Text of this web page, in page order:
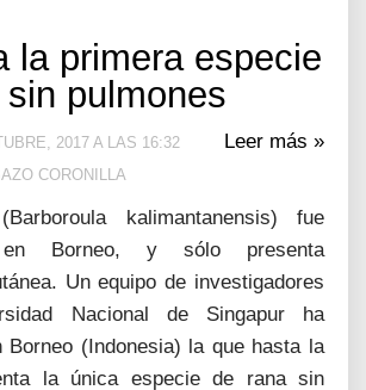
la primera especie
pulmones
Leer más »
2017 A LAS 16:32
CORONILLA
kalimantanensis) fue
en Borneo, y sólo presenta
Un equipo de investigadores
Nacional de Singapur ha
Borneo (Indonesia) la que hasta la
la única especie de rana sin